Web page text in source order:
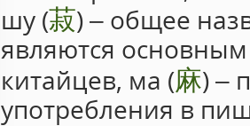
шу (菽) – общее
являются
китайцев, ма (麻) –
употребления в